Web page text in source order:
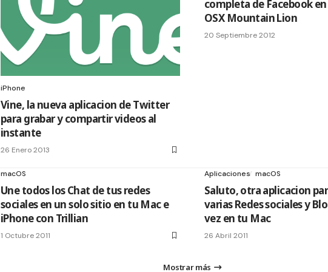
iPhone
Vine, la nueva aplicacion de Twitter
para grabar y compartir videos al
instante
26 Enero 2013
completa de Facebook
OSX Mountain Lion
20 Septiembre 2012
macOS
Une todos los Chat de tus redes
sociales en un solo sitio en tu Mac e
iPhone con Trillian
1 Octubre 2011
Aplicaciones macOS
Saluto, otra aplicacion
varias Redes sociales y
vez en tu Mac
26 Abril 2011
Mostrar más